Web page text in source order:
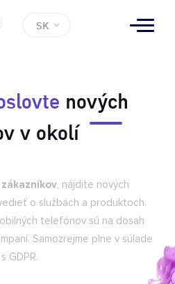
SK
nových
v okolí
zákazníkov, nájdite nových
o službách a produktoch.
telefónov sú na dosah
Samozrejme plne v súlade
s GDPR.